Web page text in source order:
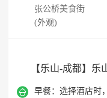
张公桥美食街
(外观)
【乐山-成都】乐
 早餐： 选择酒店时